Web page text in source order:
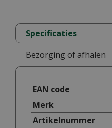
Specificaties
Bezorging of afhalen
EAN code
Merk
Artikelnummer